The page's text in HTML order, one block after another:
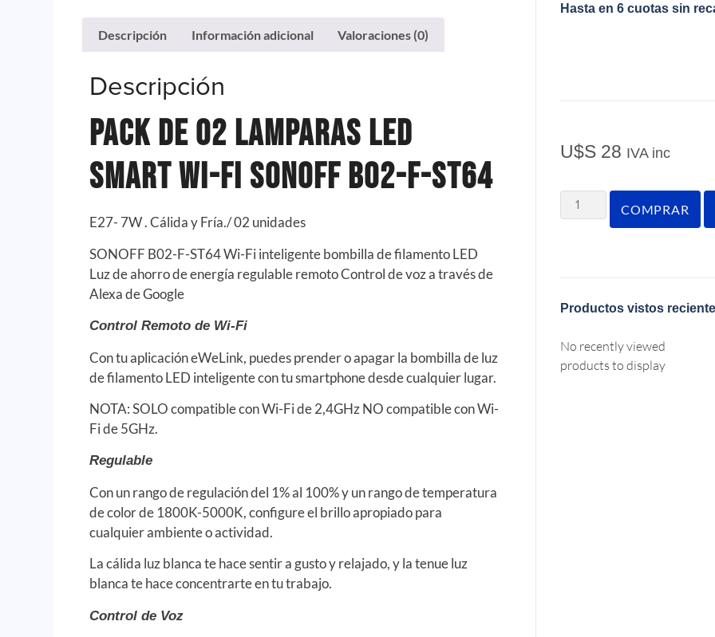
Descripción Información adicional Valoraciones (0)
Descripción
Pack de 02 Lamparas LED
Smart Wi-Fi Sonoff B02-F-ST64
E27- 7W . Cálida y Fría./ 02 unidades
SONOFF B02-F-ST64 Wi-Fi inteligente bombilla de filamento LED
Luz de ahorro de energía regulable remoto Control de voz a través de
Alexa de Google
Control Remoto de Wi-Fi
Con tu aplicación eWeLink, puedes prender o apagar la bombilla de luz
de filamento LED inteligente con tu smartphone desde cualquier lugar.
NOTA: SOLO compatible con Wi-Fi de 2,4GHz NO compatible con Wi-
Fi de 5GHz.
Regulable
Con un rango de regulación del 1% al 100% y un rango de temperatura
de color de 1800K-5000K, configure el brillo apropiado para
cualquier ambiente o actividad.
La cálida luz blanca te hace sentir a gusto y relajado, y la tenue luz
blanca te hace concentrarte en tu trabajo.
Control de Voz
Hasta en 6 cuotas sin
U$S 28 IVA inc
COMPRAR
Productos vistos
No recently viewed
products to display